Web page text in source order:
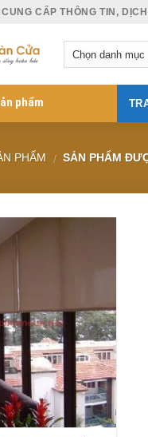
CẤP THÔNG TIN,
phẩm
PHẨM / SẢN PHẨM